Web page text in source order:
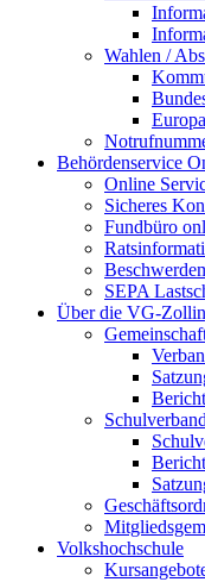
Wahlen /
Behördenservice
Online
Sicheres
Fundbüro
SEPA
Über die VG-
Volkshochschule